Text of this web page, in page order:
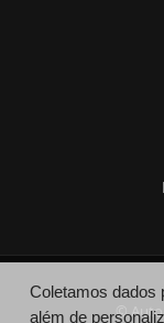
© Auto
Coletamos dados
além de